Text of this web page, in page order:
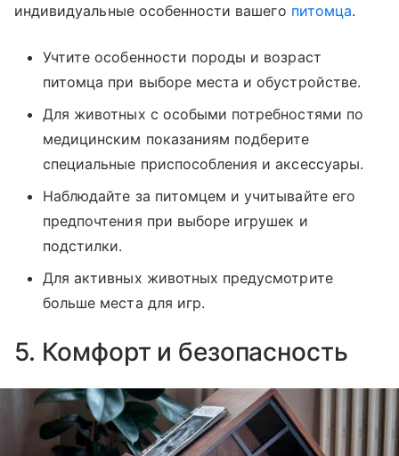
индивидуальные особенности вашего питомца.
Учтите особенности породы и возраст
питомца при выборе места и обустройстве.
Для животных с особыми потребностями по
медицинским показаниям подберите
специальные приспособления и аксессуары.
Наблюдайте за питомцем и учитывайте его
предпочтения при выборе игрушек и
подстилки.
Для активных животных предусмотрите
больше места для игр.
5. Комфорт и безопасность